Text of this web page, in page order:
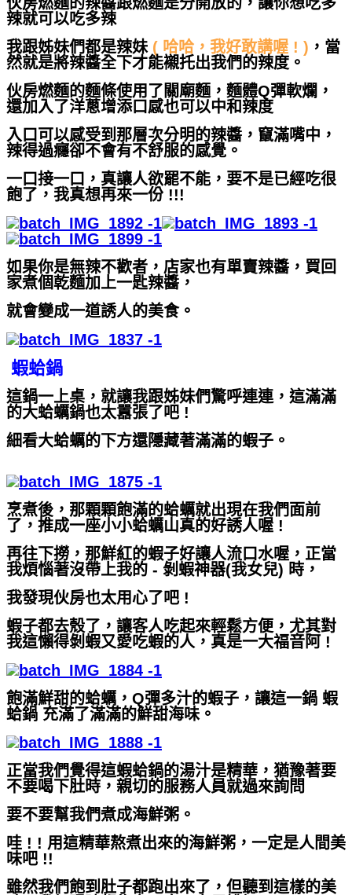
辣就可以吃多辣
我跟姊妹們都是辣妹 ( 哈哈，我好敢講喔 ! ) ，當
然就是將辣醬全下才能襯托出我們的辣度。
伙房燃麵的麵條使用了關廟麵，麵體Q彈軟爛，
還加入了洋蔥增添口感也可以中和辣度
入口可以感受到那層次分明的辣醬，竄滿嘴中，
辣得過癮卻不會有不舒服的感覺。
一口接一口，真讓人欲罷不能，要不是已經吃很
飽了，我真想再來一份 !!!
如果你是無辣不歡者，店家也有單賣辣醬，買回
家煮個乾麵加上一匙辣醬，
就會變成一道誘人的美食。
蝦蛤鍋
這鍋一上桌，就讓我跟姊妹們驚呼連連，這滿滿
的大蛤蠣鍋也太囂張了吧 !
細看大蛤蠣的下方還隱藏著滿滿的蝦子。
烹煮後，那顆顆飽滿的蛤蠣就出現在我們面前
了，推成一座小小蛤蠣山真的好誘人喔 !
再往下撈，那鮮紅的蝦子好讓人流口水喔，正當
我煩惱著沒帶上我的 - 剝蝦神器(我女兒) 時，
我發現伙房也太用心了吧 !
蝦子都去殼了，讓客人吃起來輕鬆方便，尤其對
我這懶得剝蝦又愛吃蝦的人，真是一大福音阿 !
飽滿鮮甜的蛤蠣，Q彈多汁的蝦子，讓這一鍋 蝦
蛤鍋 充滿了滿滿的鮮甜海味。
正當我們覺得這蝦蛤鍋的湯汁是精華，猶豫著要
不要喝下肚時，親切的服務人員就過來詢問
要不要幫我們煮成海鮮粥。
哇 ! ! 用這精華熬煮出來的海鮮粥，一定是人間美
味吧 !!
雖然我們飽到肚子都跑出來了，但聽到這樣的美